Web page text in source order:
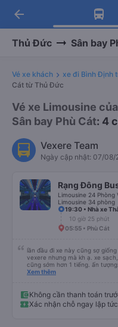
Tải app
Nhận ưu
Tải app
-30k/ghế
arrow_back
Thủ Đức Sân bay
Vé xe khách xe đi Bình Định
Cát từ Thủ Đức
Vé xe Limousine
Sân bay Phù Cát: 4
Vexere Team
Ngày cập nhật: 07/08/
Rạng Đông
Limousine 24 Phòng
Limousine 34 phòng
19:30 • Nhà xe
10 giờ 25 phút
05:55 • Phù Cát
lần đầu đi xe này cũng sợ
vexere nhưng mà kh ạ. xe
cũng sớm hơn 1 tiếng. ấn tượng: + xe chạy êm + tài xế và lơ xe đều thân
thiện dễ thương. thật ra cũng
an sương, xe dừng đúng 3 lần (cả ăn tối) cho
là khi gần tới chỗ ăn tối sẽ có
tế chỉ dừng khoảng 25p, chắc
Xem thêm
Không cần thanh toán
Xác nhận chỗ ngay lập tức